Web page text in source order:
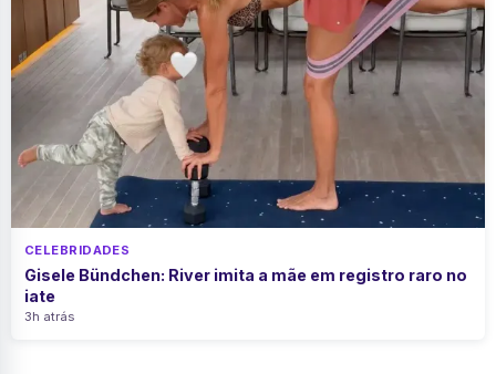
CELEBRIDADES
Gisele Bündchen: River imita a mãe em registro raro no
iate
3h atrás